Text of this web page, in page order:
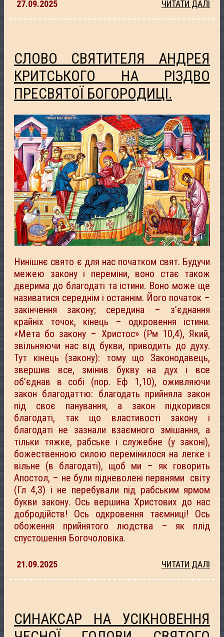
27.09.2025 ЧИТАТИ ДАЛІ
СЛОВО СВЯТИТЕЛЯ АНДРЕЯ
КРИТСЬКОГО НА РІЗДВО
ПРЕСВЯТОЇ БОГОРОДИЦІ.
Нинішнє свято є для нас початком свят. Будучи
межею закону і переміни, воно стає також
дверима до благодаті та істини. Воно може ще
називатися середнім і останнім. Його початок –
закінчення закону; середина – з’єднання
крайніх точок, кінець – одкровення істини.
«Мета бо закону – Христос» (Рм 10,4), Який,
звільняючи нас від букви, приводить до духу.
Тут кінець (закону): тому що Законодавець,
звершив все, змінив букву на дух і все
об’єднав в собі (пор. Еф 1,10), оживляючи
закон благодаттю: благодать прийняла закон
під своє панування, а закон підкорився
благодаті, так що властивості закону і
благодаті не зазнали взаємного змішання, а
тільки тяжке, рабське і служебне (у законі),
божественною силою перемінилося на легке і
вільне (в благодаті), щоб ми – як говорить
Апостол, – не були підневолені первнями світу
(Гл 4,3) і не перебували під рабським ярмом
букви закону. Ось вершина Христових до нас
добродійств! Ось одкровення таємниці! Ось
обоження прийнятого людства – як плід
спустошення Богочоловіка.
21.09.2025 ЧИТАТИ ДАЛІ
СИНАКСАР НА УСІКНОВЕННЯ